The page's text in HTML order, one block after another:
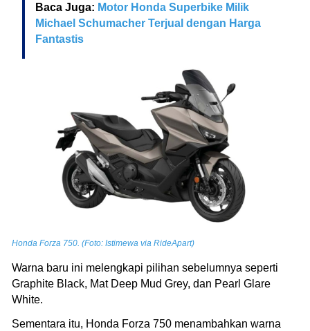
Baca Juga: Motor Honda Superbike Milik
Michael Schumacher Terjual dengan Harga
Fantastis
Honda Forza 750. (Foto: Istimewa via RideApart)
Warna baru ini melengkapi pilihan sebelumnya seperti
Graphite Black, Mat Deep Mud Grey, dan Pearl Glare
White.
Sementara itu, Honda Forza 750 menambahkan warna